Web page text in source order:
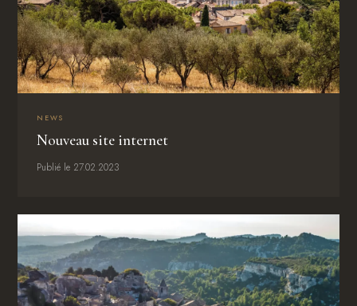
NEWS
Nouveau site internet
Publié le 27.02.2023